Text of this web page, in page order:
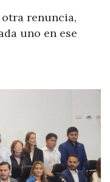
renuncia,
uno en ese